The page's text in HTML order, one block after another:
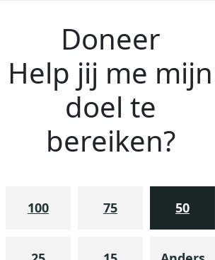
Doneer
Help jij me mijn
doel te
bereiken?
100 75 50